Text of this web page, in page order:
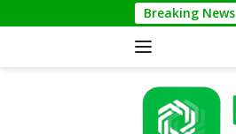
ke
Breaking News